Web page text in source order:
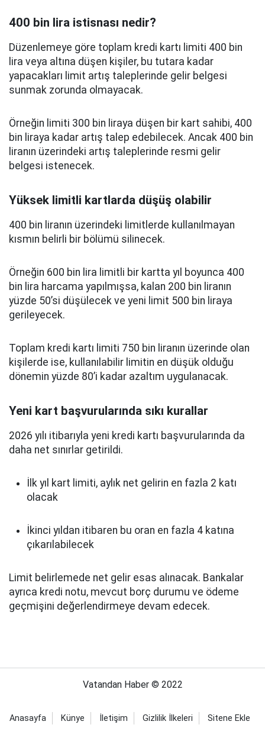
400 bin lira istisnası nedir?
Düzenlemeye göre toplam kredi kartı limiti 400 bin
lira veya altına düşen kişiler, bu tutara kadar
yapacakları limit artış taleplerinde gelir belgesi
sunmak zorunda olmayacak.
Örneğin limiti 300 bin liraya düşen bir kart sahibi, 400
bin liraya kadar artış talep edebilecek. Ancak 400 bin
liranın üzerindeki artış taleplerinde resmi gelir
belgesi istenecek.
Yüksek limitli kartlarda düşüş olabilir
400 bin liranın üzerindeki limitlerde kullanılmayan
kısmın belirli bir bölümü silinecek.
Örneğin 600 bin lira limitli bir kartta yıl boyunca 400
bin lira harcama yapılmışsa, kalan 200 bin liranın
yüzde 50’si düşülecek ve yeni limit 500 bin liraya
gerileyecek.
Toplam kredi kartı limiti 750 bin liranın üzerinde olan
kişilerde ise, kullanılabilir limitin en düşük olduğu
dönemin yüzde 80’i kadar azaltım uygulanacak.
Yeni kart başvurularında sıkı kurallar
2026 yılı itibarıyla yeni kredi kartı başvurularında da
daha net sınırlar getirildi.
İlk yıl kart limiti, aylık net gelirin en fazla 2 katı
olacak
İkinci yıldan itibaren bu oran en fazla 4 katına
çıkarılabilecek
Limit belirlemede net gelir esas alınacak. Bankalar
ayrıca kredi notu, mevcut borç durumu ve ödeme
geçmişini değerlendirmeye devam edecek.
Vatandan Haber © 2022
Anasayfa Künye İletişim Gizlilik İlkeleri Sitene Ekle